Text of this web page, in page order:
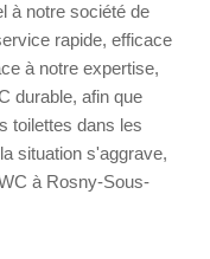
à notre société de
rapide, efficace
à notre expertise,
durable, afin que
toilettes dans les
situation s'aggrave,
à Rosny-Sous-